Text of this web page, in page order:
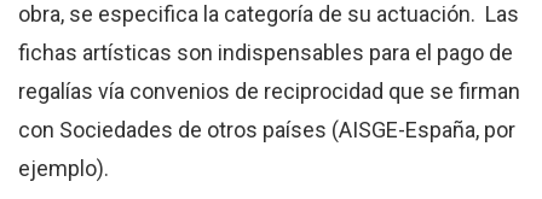
obra, se especifica la categoría de su actuación. Las
fichas artísticas son indispensables para el pago de
regalías vía convenios de reciprocidad que se firman
con Sociedades de otros países (AISGE-España, por
ejemplo).